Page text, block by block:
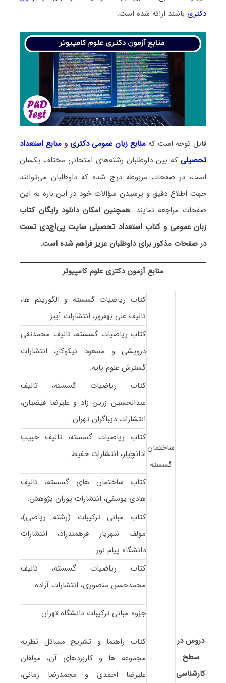
دکتری باشند ارائه شده است.
قابل توجه است که منابع زبان عمومی دکتری و منابع استعداد
تحصیلیکه بین داوطلبان رشته‌های امتحانی مختلف یکسان
است، در صفحات مربوطه درج شده که داوطلبان می‌توانند
جهت اطلاع دقیق و پرسیدن سؤالات خود در این باره به این
صفحات مراجعه نمایند. همچنین امکان دانلود رایگان کتاب
زبان عمومی و کتاب استعداد تحصیلی سایت پی‌اچ‌دی تست
در صفحات مذکور برای داوطلبان عزیز فراهم شده است.
منابع آزمون دکتری علوم کامپیوتر
دروس در
سطح
کارشناسی
ساختمان
گسسته
کتاب ریاضیات گسسته و الگوریتم ها،
تالیف علی بهفروز، انتشارات آییژ.
کتاب ریاضیات گسسته، تالیف محمدتقی
درویشی و مسعود نیکوکار، انتشارات
گسترش علوم پایه.
کتاب ریاضیات گسسته، تالیف
عبدالحسین زرین زاد و علیرضا فیضیان،
انتشارات دیباگران تهران.
کتاب ریاضیات گسسته، تالیف حبیب
اذانچیلر، انتشارات حفیظ.
کتاب ساختمان های گسسته، تالیف
هادی یوسفی، انتشارات پوران پژوهش.
کتاب مبانی ترکیبات (رشته ریاضی)،
مولف شهریار فرهمندراد، انتشارات
دانشگاه پیام نور.
کتاب ریاضیات گسسته، تالیف
محمدحسن منصوری، انتشارات آزاده.
جزوه مبانی ترکیبات دانشگاه تهران.
کتاب راهنما و تشریح مسائل نظریه
مجموعه ها و کاربردهای آن، مولفان
علیرضا احمدی و محمدرضا زمانی،